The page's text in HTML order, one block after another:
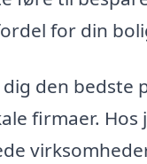
for din
dig den
firmaer.